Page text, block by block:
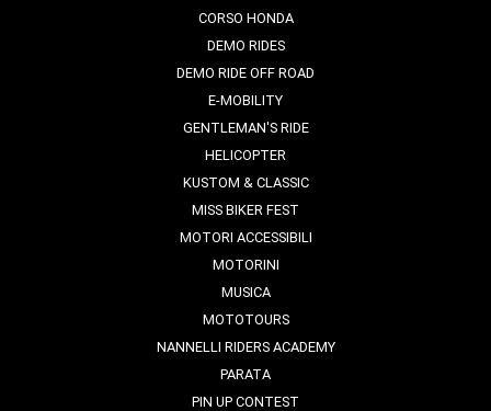
CORSO HONDA
DEMO RIDES
DEMO RIDE OFF ROAD
E-MOBILITY
GENTLEMAN'S RIDE
HELICOPTER
KUSTOM & CLASSIC
MISS BIKER FEST
MOTORI ACCESSIBILI
MOTORINI
MUSICA
MOTOTOURS
NANNELLI RIDERS ACADEMY
PARATA
PIN UP CONTEST